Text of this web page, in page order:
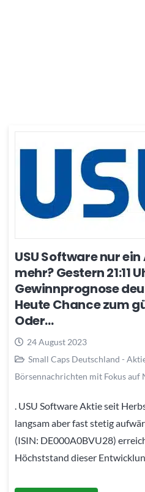
USU Software nur
mehr? Gestern 21:11
Gewinnprognose
Heute Chance zum
Oder…
24 August 2023
Small Caps Deutschland -
Börsennachrichten mit Fokus auf
. USU Software Aktie seit
langsam aber fast stetig
(ISIN: DE000A0BVU28)
Höchststand dieser